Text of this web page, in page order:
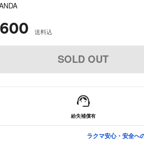
送料込
SOLD OUT
紛失補償有
ラクマ安心・安全へ